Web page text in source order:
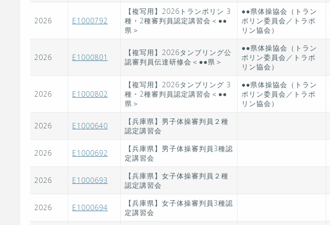
2026 E1000792
【複写用】2026トランポリン 3
種・2種審判員認定講習会＜●●
県＞
●●県体操協会（トラン
ポリン委員会／トラポ
リン協会）
2026 E1000801
【複写用】2026タンブリング公
認審判員伝達研修会＜●●県＞
●●県体操協会（トラン
ポリン委員会／トラポ
リン協会）
2026 E1000802
【複写用】2026タンブリング 3
種・2種審判員認定講習会＜●●
県＞
●●県体操協会（トラン
ポリン委員会／トラポ
リン協会）
2026 E1000640
【兵庫県】男子体操審判員２種
認定講習会
2026 E1000692
【兵庫県】男子体操審判員3種認
定講習会
2026 E1000693
【兵庫県】女子体操審判員２種
認定講習会
2026 E1000694
【兵庫県】女子体操審判員3種認
定講習会